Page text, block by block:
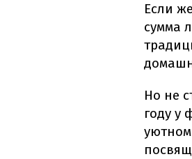
Если
сумма
Но не
году у